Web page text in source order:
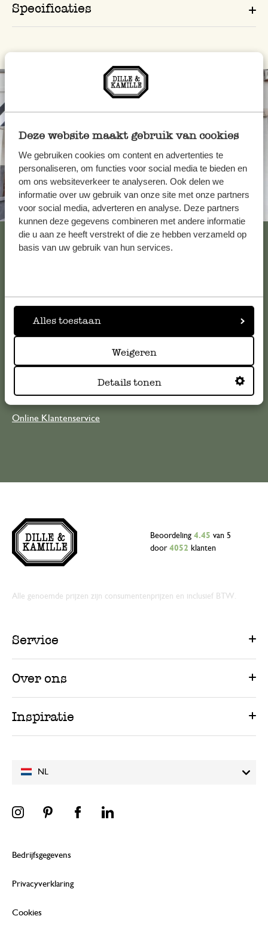
Deze website maakt gebruik van cookies
We gebruiken cookies om content en advertenties te
personaliseren, om functies voor social media te bieden en
om ons websiteverkeer te analyseren. Ook delen we
informatie over uw gebruik van onze site met onze partners
voor social media, adverteren en analyse. Deze partners
kunnen deze gegevens combineren met andere informatie
die u aan ze heeft verstrekt of die ze hebben verzameld op
basis van uw gebruik van hun services.
Alles toestaan
Weigeren
Details tonen
Specificaties
Altijd in de buurt
Bekijk alle 62 winkels
Klantenservice
Voor vragen, tips of hulp kun je contact opnemen met onze
klantenservice. Of bekijk hier het antwoord op de
klantenservice@dille-kamille.com
Online Klantenservice
NL
Beoordeling 4.45 van 5
door 4052 klanten
Alle genoemde prijzen zijn consumentenprijzen en inclusief BTW.
Service
Over ons
Inspiratie
Bedrijfsgegevens
Privacyverklaring
Cookies